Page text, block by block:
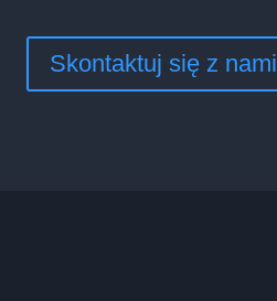
Skontaktuj się z nami